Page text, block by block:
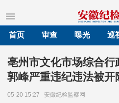
首页
审查 曝光 巡
亳州市文化市场综合
郭峰严重违纪违法被开
05-20 15:27 安徽纪检监察网